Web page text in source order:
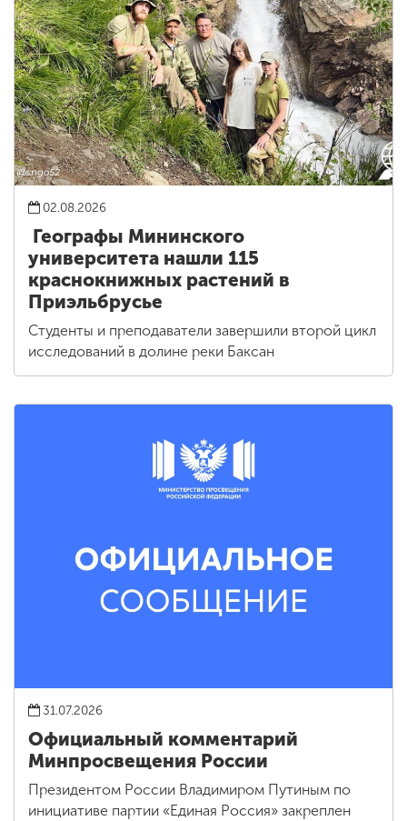
02.08.2026
Географы Мининского
университета нашли 115
краснокнижных растений в
Приэльбрусье
Студенты и преподаватели завершили второй цикл
исследований в долине реки Баксан
31.07.2026
Официальный комментарий
Минпросвещения России
Президентом России Владимиром Путиным по
инициативе партии «Единая Россия» закреплен